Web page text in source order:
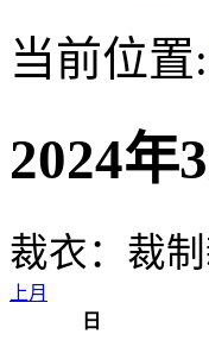
当前位置:
2024年
裁衣：裁
上月
日